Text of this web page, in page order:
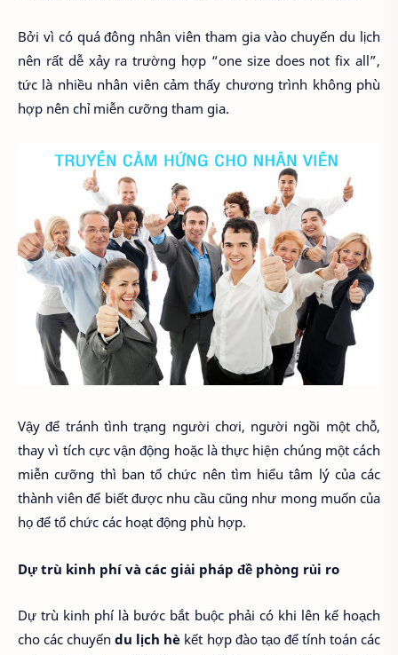
Bởi vì có quá đông nhân viên tham gia vào chuyến du lịch
nên rất dễ xảy ra trường hợp “one size does not fix all”,
tức là nhiều nhân viên cảm thấy chương trình không phù
hợp nên chỉ miễn cưỡng tham gia.
Vậy để tránh tình trạng người chơi, người ngồi một chỗ,
thay vì tích cực vận động hoặc là thực hiện chúng một cách
miễn cưỡng thì ban tổ chức nên tìm hiểu tâm lý của các
thành viên để biết được nhu cầu cũng như mong muốn của
họ để tổ chức các hoạt động phù hợp.
Dự trù kinh phí và các giải pháp đề phòng rủi ro
Dự trù kinh phí là bước bắt buộc phải có khi lên kế hoạch
cho các chuyếndu lịch hè kết hợp đào tạo để tính toán các